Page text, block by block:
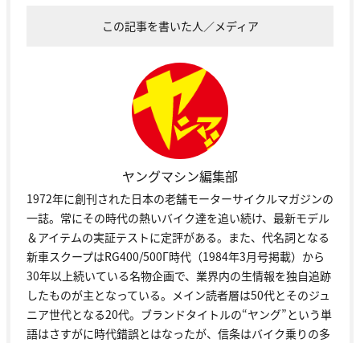
この記事を書いた人／メディア
ヤングマシン編集部
1972年に創刊された日本の老舗モーターサイクルマガジンの
一誌。常にその時代の熱いバイク達を追い続け、最新モデル
＆アイテムの実証テストに定評がある。また、代名詞となる
新車スクープはRG400/500Γ時代（1984年3月号掲載）から
30年以上続いている名物企画で、業界内の生情報を独自追跡
したものが主となっている。メイン読者層は50代とそのジュ
ニア世代となる20代。ブランドタイトルの“ヤング”という単
語はさすがに時代錯誤とはなったが、信条はバイク乗りの多